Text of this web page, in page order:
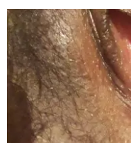
GLOSARIO